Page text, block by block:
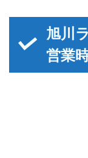
旭川
営業